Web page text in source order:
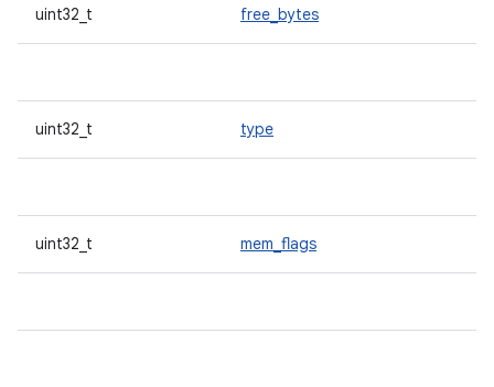
uint32_t free_bytes
uint32_t type
uint32_t mem_flags